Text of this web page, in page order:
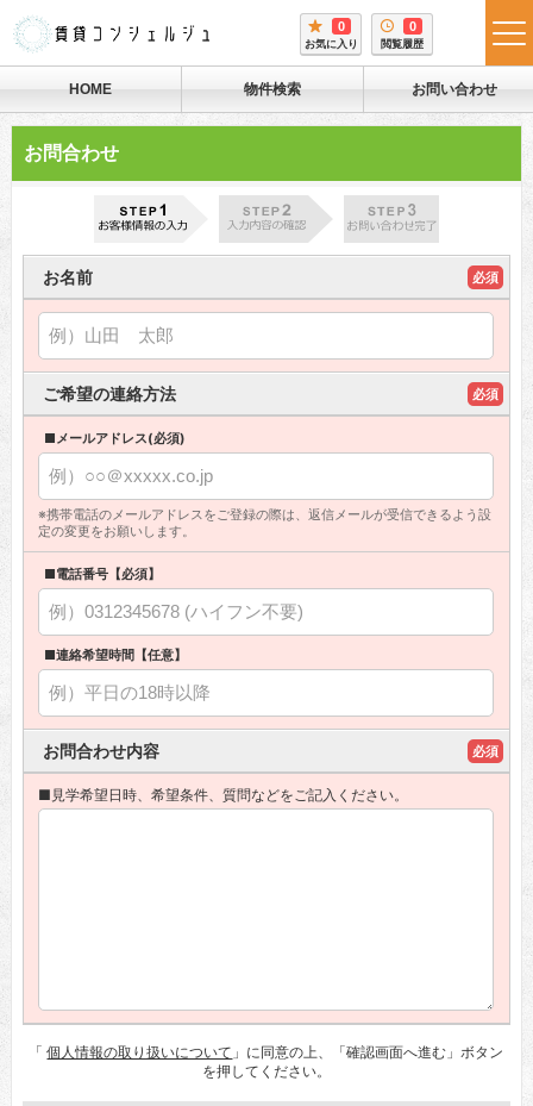
0
お気に入り
0
閲覧履歴
HOME 物件検索 お問い合わせ
お問合わせ
お名前 必須
ご希望の連絡方法 必須
■メールアドレス(必須)
※携帯電話のメールアドレスをご登録の際は、返信メールが受信できるよう設
定の変更をお願いします。
■電話番号【必須】
■連絡希望時間【任意】
お問合わせ内容 必須
■見学希望日時、希望条件、質問などをご記入ください。
「個人情報の取り扱いについて 」に同意の上、「確認画面へ進む」ボタン
を押してください。